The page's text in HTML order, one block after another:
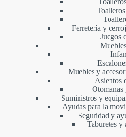
Ferretería y
Juegos
Muebles
Muebles y
Asientos
Otomanas
Suministros y
Ayudas para la
Seguridad y
Taburetes y